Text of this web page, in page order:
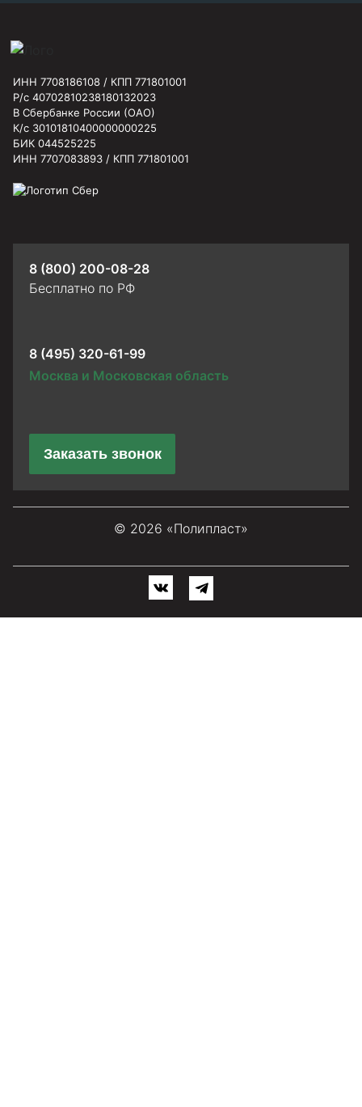
ИНН 7708186108 / КПП 771801001
Р/с 40702810238180132023
В Сбербанке России (ОАО)
К/с 30101810400000000225
БИК 044525225
ИНН 7707083893 / КПП 771801001
8 (800) 200-08-28
Бесплатно по РФ
8 (495) 320-61-99
Москва и Московская область
Заказать звонок
© 2026 «Полипласт»